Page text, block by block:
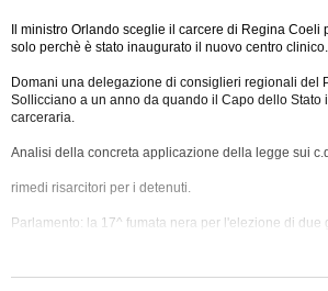
Il ministro Orlando sceglie il carcere di Regina
solo perchè è stato inaugurato il nuovo centro clinico.
Domani una delegazione di consiglieri regionali del
Sollicciano a un anno da quando il Capo dello
carceraria.
Analisi della concreta applicazione della legge sui
rimedi risarcitori per i detenuti.
Parlamento: la 17^ fumata nera per l'elezione di due
d'Europa.